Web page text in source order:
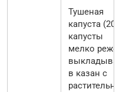
Тушеная
капуста (200г
капусты
мелко режем,
в казан с